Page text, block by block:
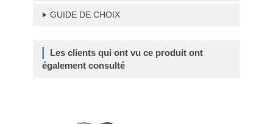
GUIDE DE CHOIX
Les clients qui ont vu ce produit ont
également consulté